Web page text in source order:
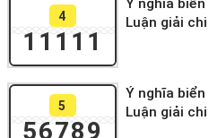
4
11111
Ý nghĩa
Luận giải
5
56789
Ý nghĩa
Luận giải